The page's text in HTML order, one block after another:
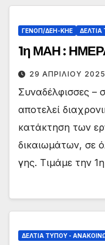
ΓΕΝΟΠ/ΔΕΗ-ΚΗΕ ΔΕΛΤΊΑ
1η ΜΑΗ :
29 ΑΠΡΙΛΊΟΥ 2025
Συναδέλφισσες –
αποτελεί
κατάκτηση των
δικαιωμάτων, σε
γης. Τιμάμε την
ΔΕΛΤΊΑ ΤΎΠΟΥ -